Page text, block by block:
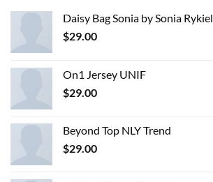
Daisy Bag Sonia by Sonia Rykiel
$29.00
On1 Jersey UNIF
$29.00
Beyond Top NLY Trend
$29.00